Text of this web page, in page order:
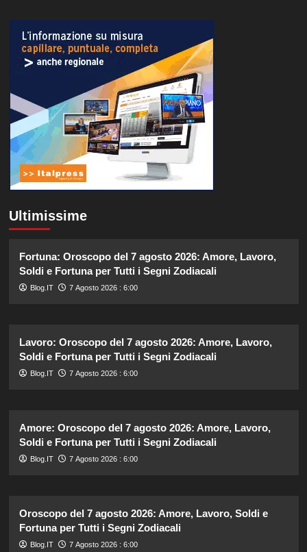
Ultimissime
Fortuna: Oroscopo del 7 agosto 2026: Amore, Lavoro,
Soldi e Fortuna per Tutti i Segni Zodiacali
Blog.IT 7 Agosto 2026 : 6:00
Lavoro: Oroscopo del 7 agosto 2026: Amore, Lavoro,
Soldi e Fortuna per Tutti i Segni Zodiacali
Blog.IT 7 Agosto 2026 : 6:00
Amore: Oroscopo del 7 agosto 2026: Amore, Lavoro,
Soldi e Fortuna per Tutti i Segni Zodiacali
Blog.IT 7 Agosto 2026 : 6:00
Oroscopo del 7 agosto 2026: Amore, Lavoro, Soldi e
Fortuna per Tutti i Segni Zodiacali
Blog.IT 7 Agosto 2026 : 6:00